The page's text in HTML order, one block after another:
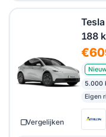
188
5.000
Eigen
Vergelijken